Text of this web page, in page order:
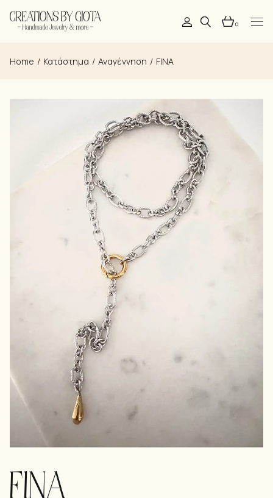
to
the 0
Home Κατάστημα Αναγέννηση FINA
FINA